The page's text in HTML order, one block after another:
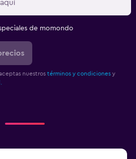
de momondo
nuestros términos y condiciones y